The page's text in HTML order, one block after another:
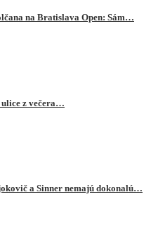
na Bratislava Open: Sám…
ulice z večera…
a Sinner nemajú dokonalú…